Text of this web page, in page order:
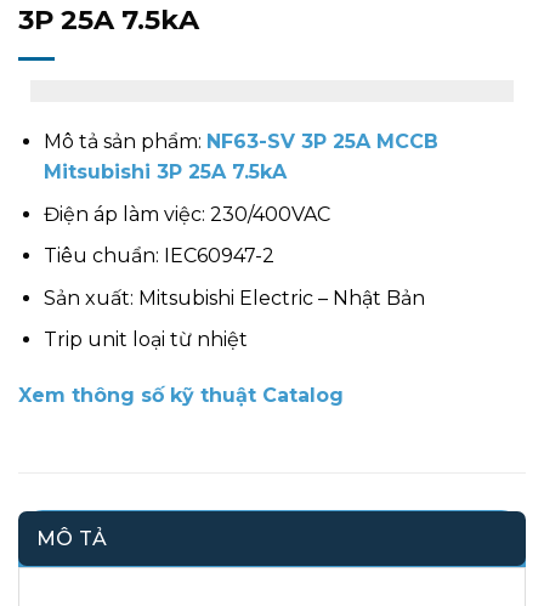
3P 25A 7.5kA
Mô tả sản phẩm: NF63-SV 3P 25A MCCB
Mitsubishi 3P 25A 7.5kA
Điện áp làm việc: 230/400VAC
Tiêu chuẩn: IEC60947-2
Sản xuất: Mitsubishi Electric – Nhật Bản
Trip unit loại từ nhiệt
Xem thông số kỹ thuật Catalog
MÔ TẢ